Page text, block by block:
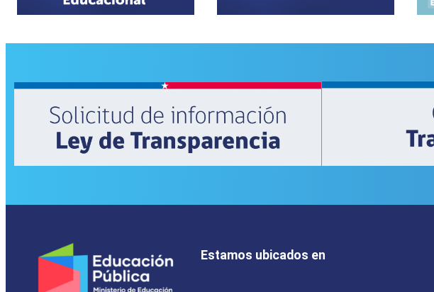
Estamos ubicados en